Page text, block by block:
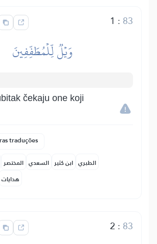
1 : 83
وَيۡلٞ لِّلۡمُطَفِّفِينَ
čekaju one koji
traduções
المختصر السعدي ابن كثير الطبري
هدايات
2 : 83